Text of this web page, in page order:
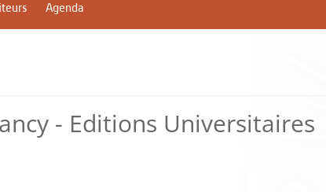
Agenda
- Editions Universitaires